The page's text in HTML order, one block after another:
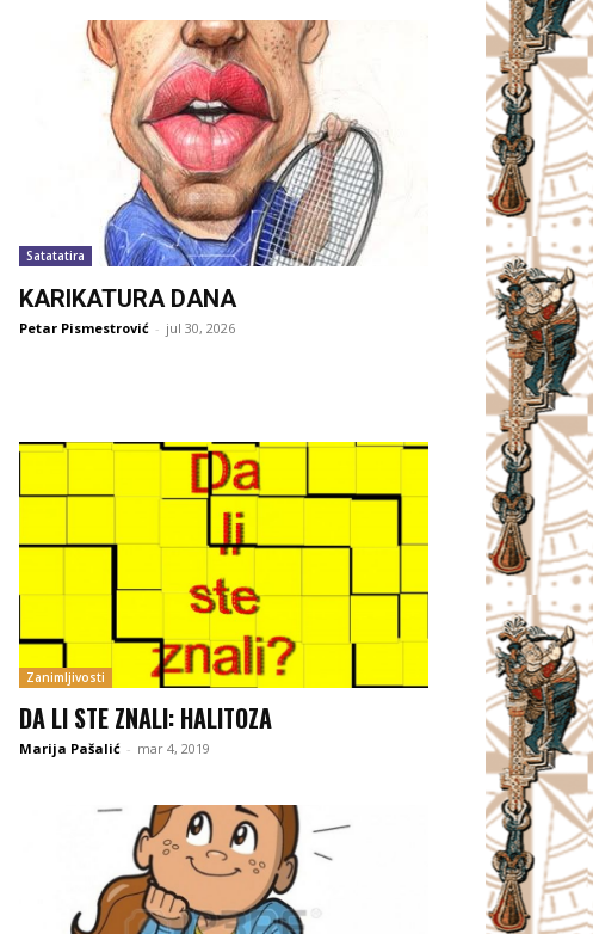
Satatatira
KARIKATURA DANA
Petar Pismestrović - jul 30, 2026
Zanimljivosti
DA LI STE ZNALI: HALITOZA
Marija Pašalić - mar 4, 2019